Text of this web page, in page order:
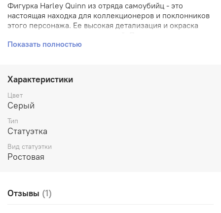
Фигурка Harley Quinn из отряда самоубийц - это
настоящая находка для коллекционеров и поклонников
этого персонажа. Ее высокая детализация и окраска
в разобранном виде для сохранности при перевозке.
Показать полностью
Характеристики
Цвет
Серый
Тип
Статуэтка
Вид статуэтки
Ростовая
Отзывы (1)